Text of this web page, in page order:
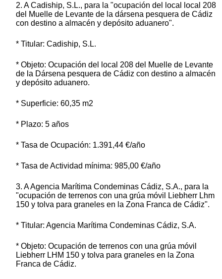
2. A Cadiship, S.L., para la "ocupación del local local 208
del Muelle de Levante de la dársena pesquera de Cádiz
con destino a almacén y depósito aduanero".
* Titular: Cadiship, S.L.
* Objeto: Ocupación del local 208 del Muelle de Levante
de la Dársena pesquera de Cádiz con destino a almacén
y depósito aduanero.
* Superficie: 60,35 m2
* Plazo: 5 años
* Tasa de Ocupación: 1.391,44 €/año
* Tasa de Actividad mínima: 985,00 €/año
3. A Agencia Marítima Condeminas Cádiz, S.A., para la
"ocupación de terrenos con una grúa móvil Liebherr Lhm
150 y tolva para graneles en la Zona Franca de Cádiz".
* Titular: Agencia Marítima Condeminas Cádiz, S.A.
* Objeto: Ocupación de terrenos con una grúa móvil
Liebherr LHM 150 y tolva para graneles en la Zona
Franca de Cádiz.